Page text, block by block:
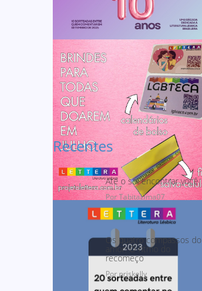
Recentes
Até o sol encontrar você
Por TabitaLima07
Os quatro compassos do
amor: O ritmo do
recomeço
Por priskelly